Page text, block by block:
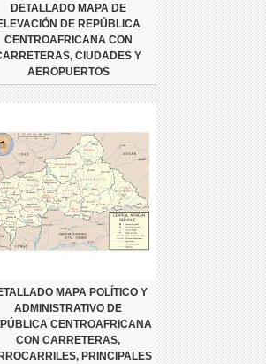
DETALLADO MAPA DE
DE REPÚBLICA
CENTROAFRICANA CON
CIUDADES Y
AEROPUERTOS
MAPA POLÍTICO Y
ADMINISTRATIVO DE
CENTROAFRICANA
CON CARRETERAS,
PRINCIPALES